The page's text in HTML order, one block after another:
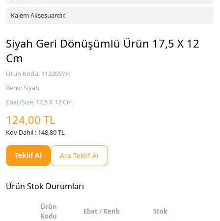
Kalem Aksesuardır.
Siyah Geri Dönüşümlü Ürün 17,5 X 12
Cm
Ürün Kodu: 11220SYH
Renk: Siyah
Ebat/Size: 17,5 X 12 Cm
124,00 TL
Kdv Dahil : 148,80 TL
Teklif Al Ara Teklif Al
Ürün Stok Durumları
Ürün
Kodu
Ebat / Renk Stok